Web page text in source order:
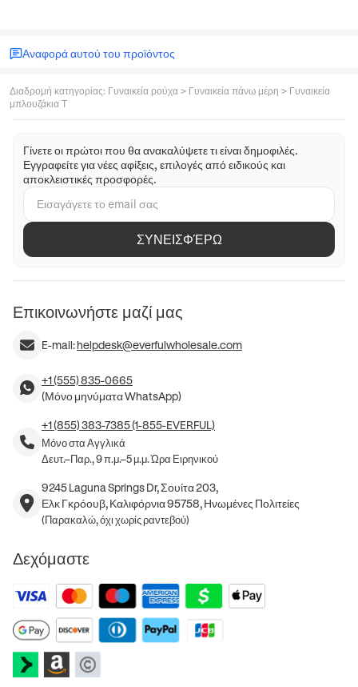
Αναφορά αυτού του προϊόντος
Διαδρομή κατηγορίας: Γυναικεία ρούχα > Γυναικεία πάνω μέρη > Γυναικεία
μπλουζάκια T
Γίνετε οι πρώτοι που θα ανακαλύψετε τι είναι δημοφιλές.
Εγγραφείτε για νέες αφίξεις, επιλογές από ειδικούς και
αποκλειστικές προσφορές.
ΣΥΝΕΙΣΦΈΡΩ
Επικοινωνήστε μαζί μας
E-mail:helpdesk@everfulwholesale.com
+1 (555) 835-0665
(Μόνο μηνύματα WhatsApp)
+1 (855) 383-7385 (1-855-EVERFUL)
Μόνο στα Αγγλικά
Δευτ.–Παρ., 9 π.μ.–5 μ.μ. Ώρα Ειρηνικού
9245 Laguna Springs Dr, Σουίτα 203,
Ελκ Γκρόουβ, Καλιφόρνια 95758, Ηνωμένες Πολιτείες
(Παρακαλώ, όχι χωρίς ραντεβού)
Δεχόμαστε